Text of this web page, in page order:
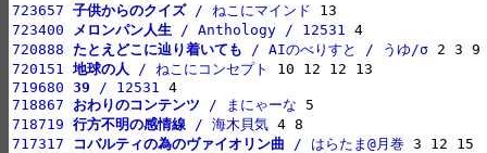
723657 子供からのクイズ / ねこにマインド
723400
メロンパン人生 / Anthology / 12531
720888 たとえどこに辿り着いても / AIのべりすと / うゆ/σ
720151 地球の人 / ねこにコンセプト
719680 39 / 12531
718867 おわりのコンテンツ / まにゃーな
718719 行方不明の感情線 / 海木貝気
717317
コバルティの為のヴァイオリン曲 / はらたま@月巻